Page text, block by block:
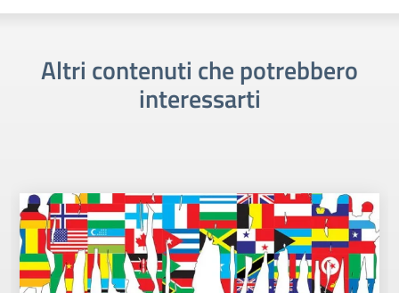
Altri contenuti che potrebbero
interessarti